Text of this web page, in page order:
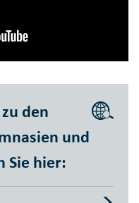
den
und
Sie hier: